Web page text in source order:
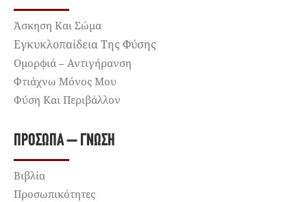
Άσκηση Και Σώμα
Εγκυκλοπαίδεια Της Φύσης
Ομορφιά – Αντιγήρανση
Φτιάχνω Μόνος Μου
Φύση Και Περιβάλλον
ΠΡΌΣΩΠΑ – ΓΝΏΣΗ
Βιβλία
Προσωπικότητες